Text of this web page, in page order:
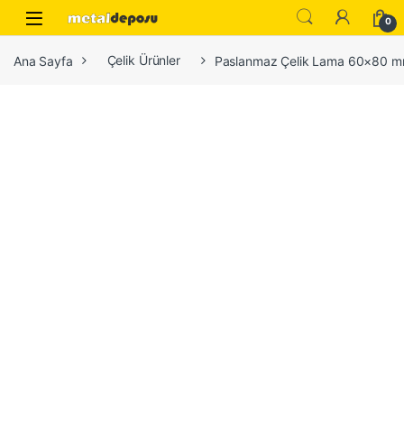
Skip to navigation
Skip to content
0
Ana Sayfa Çelik Ürünler Paslanmaz Çelik Lama 60×80